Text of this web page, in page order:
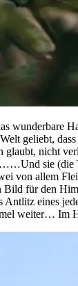
wunderbare
geliebt,
glaubt, nicht
sie (die
von allem
Bild für den
Antlitz eines
weiter… Im